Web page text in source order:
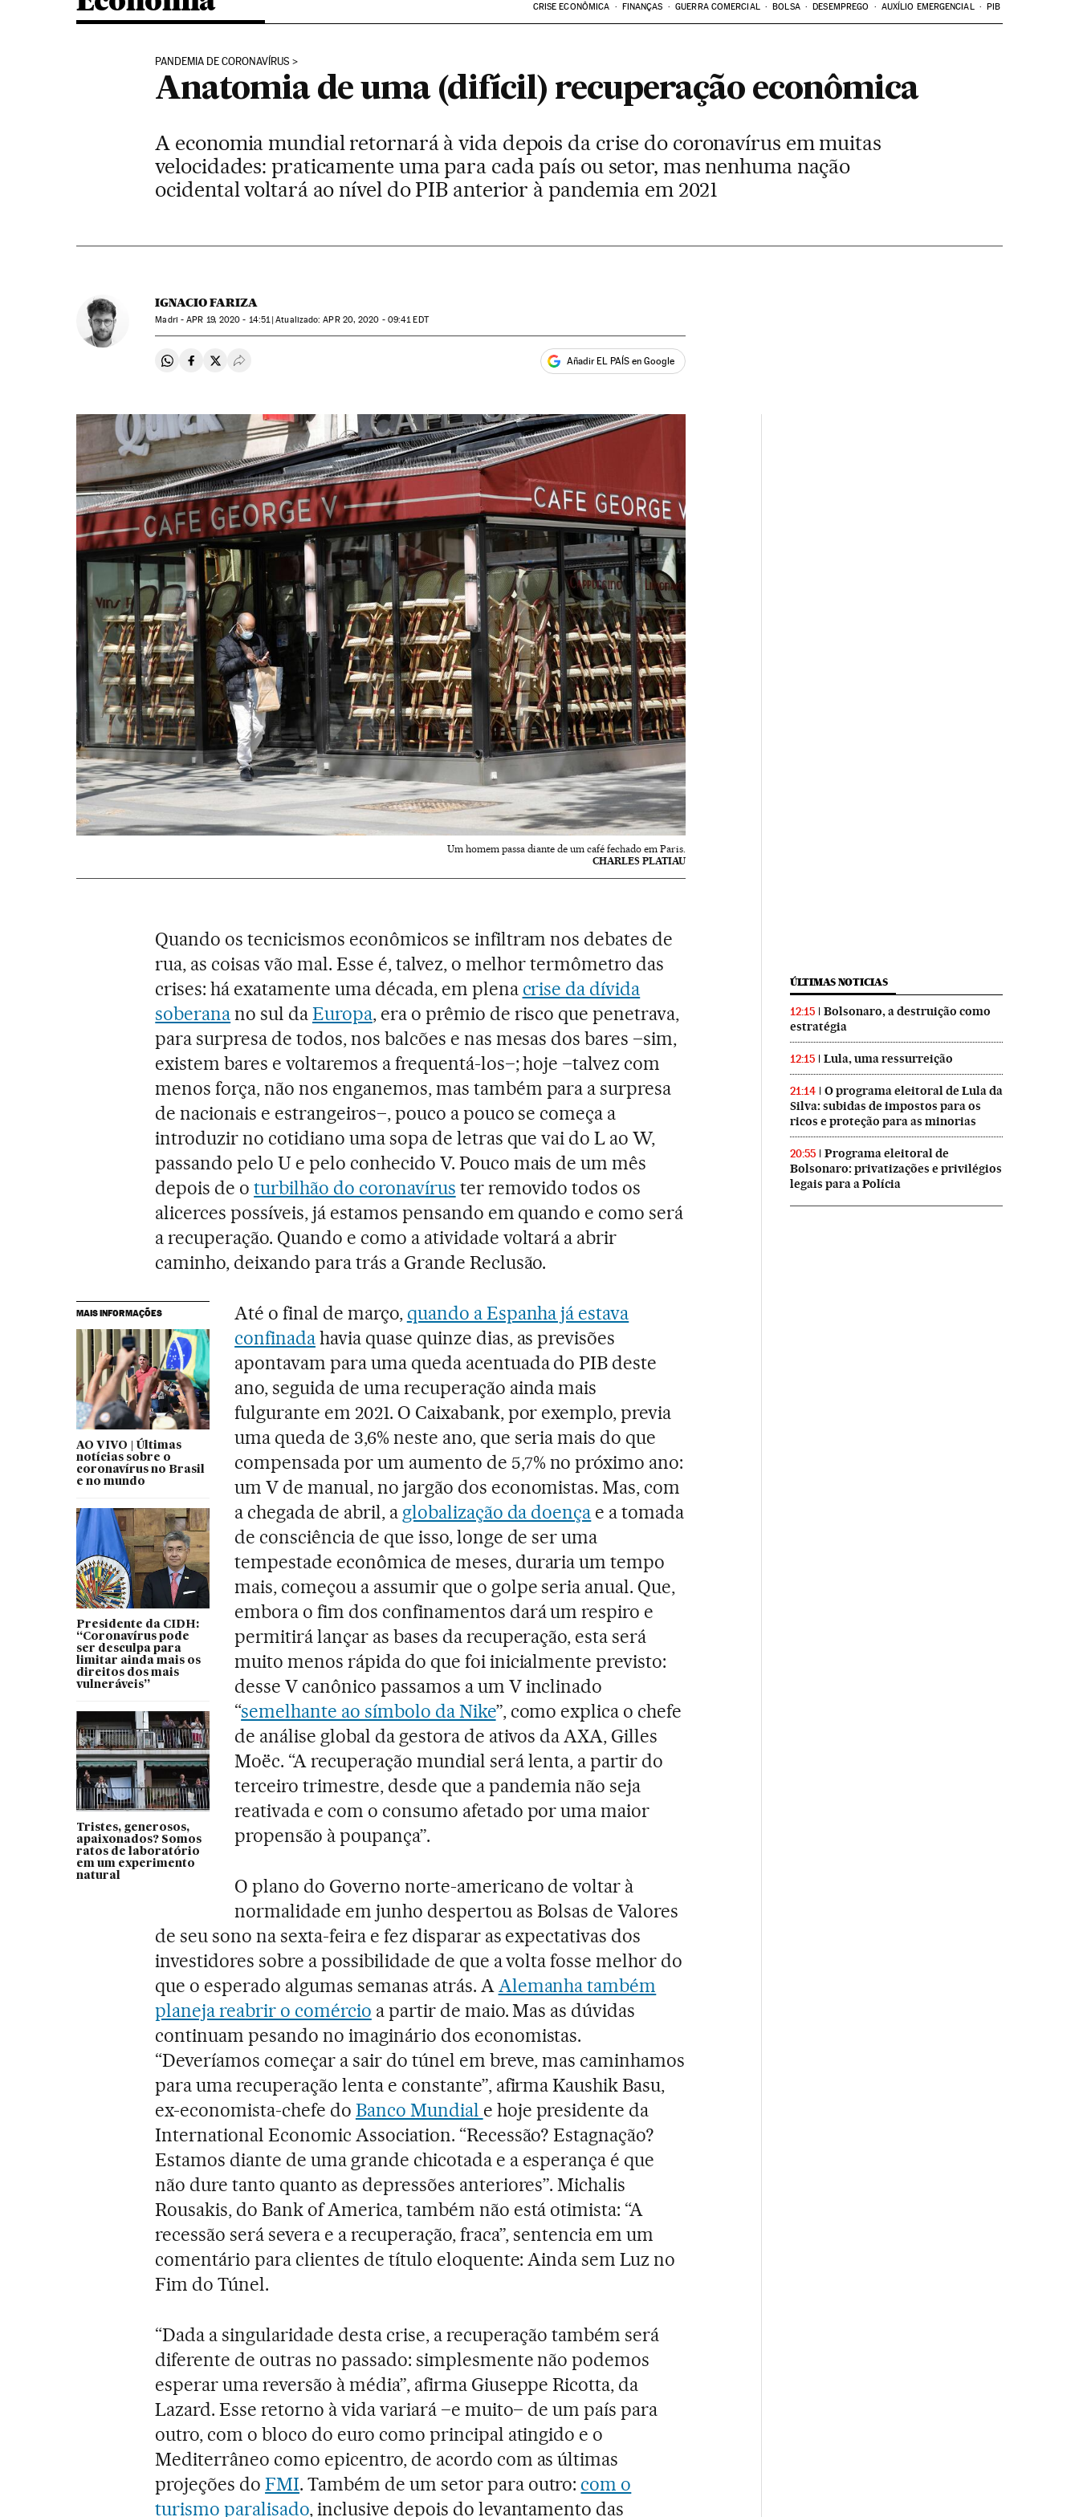
CRISE ECONÔMICA FINANÇAS GUERRA COMERCIAL BOLSA DESEMPREGO AUXÍLIO EMERGENCIAL PIB
PANDEMIA DE CORONAVÍRUS
Anatomia de uma (difícil) recuperação econômica
A economia mundial retornará à vida depois da crise do coronavírus em muitas
velocidades: praticamente uma para cada país ou setor, mas nenhuma nação
ocidental voltará ao nível do PIB anterior à pandemia em 2021
IGNACIO FARIZA
Madri -APR 19, 2020 - 14:51 atualizado: APR20, 2020 - 09:41EDT
Compartir en Whatsapp
Compartir en Facebook
Compartir en Twitter
Desplegar Redes Sociales Añadir EL PAÍS en Google
Um homem passa diante de um café fechado em Paris.
CHARLES PLATIAU
Quando os tecnicismos econômicos se infiltram nos debates de
rua, as coisas vão mal. Esse é, talvez, o melhor termômetro das
crises: há exatamente uma década, em plena crise da dívida
soberanano sul daEuropa, era o prêmio de risco que penetrava,
para surpresa de todos, nos balcões e nas mesas dos bares –sim,
existem bares e voltaremos a frequentá-los–; hoje –talvez com
menos força, não nos enganemos, mas também para a surpresa
de nacionais e estrangeiros–, pouco a pouco se começa a
introduzir no cotidiano uma sopa de letras que vai do L ao W,
passando pelo U e pelo conhecido V. Pouco mais de um mês
depois de oturbilhão do coronavírus ter removido todos os
alicerces possíveis, já estamos pensando em quando e como será
a recuperação. Quando e como a atividade voltará a abrir
caminho, deixando para trás a Grande Reclusão.
MAIS INFORMAÇÕES
AO VIVO | Últimas
notícias sobre o
coronavírus no Brasil
e no mundo
Presidente da CIDH:
“Coronavírus pode
ser desculpa para
limitar ainda mais os
direitos dos mais
vulneráveis”
Tristes, generosos,
apaixonados? Somos
ratos de laboratório
em um experimento
natural
Até o final de março, quando a Espanha já estava
confinadahavia quase quinze dias, as previsões
apontavam para uma queda acentuada do PIB deste
ano, seguida de uma recuperação ainda mais
fulgurante em 2021. O Caixabank, por exemplo, previa
uma queda de 3,6% neste ano, que seria mais do que
compensada por um aumento de 5,7% no próximo ano:
um V de manual, no jargão dos economistas. Mas, com
a chegada de abril, a globalização da doença e a tomada
de consciência de que isso, longe de ser uma
tempestade econômica de meses, duraria um tempo
mais, começou a assumir que o golpe seria anual. Que,
embora o fim dos confinamentos dará um respiro e
permitirá lançar as bases da recuperação, esta será
muito menos rápida do que foi inicialmente previsto:
desse V canônico passamos a um V inclinado
“semelhante ao símbolo da Nike”, como explica o chefe
de análise global da gestora de ativos da AXA, Gilles
Moëc. “A recuperação mundial será lenta, a partir do
terceiro trimestre, desde que a pandemia não seja
reativada e com o consumo afetado por uma maior
propensão à poupança”.
O plano do Governo norte-americano de voltar à
normalidade em junho despertou as Bolsas de Valores
de seu sono na sexta-feira e fez disparar as expectativas dos
investidores sobre a possibilidade de que a volta fosse melhor do
que o esperado algumas semanas atrás. AAlemanha também
planeja reabrir o comércio a partir de maio. Mas as dúvidas
continuam pesando no imaginário dos economistas.
“Deveríamos começar a sair do túnel em breve, mas caminhamos
para uma recuperação lenta e constante”, afirma Kaushik Basu,
ex-economista-chefe do Banco Mundial e hoje presidente da
International Economic Association. “Recessão? Estagnação?
Estamos diante de uma grande chicotada e a esperança é que
não dure tanto quanto as depressões anteriores”. Michalis
Rousakis, do Bank of America, também não está otimista: “A
recessão será severa e a recuperação, fraca”, sentencia em um
comentário para clientes de título eloquente: Ainda sem Luz no
Fim do Túnel.
“Dada a singularidade desta crise, a recuperação também será
diferente de outras no passado: simplesmente não podemos
esperar uma reversão à média”, afirma Giuseppe Ricotta, da
Lazard. Esse retorno à vida variará –e muito– de um país para
outro, com o bloco do euro como principal atingido e o
Mediterrâneo como epicentro, de acordo com as últimas
projeções doFMI. Também de um setor para outro: com o
turismo paralisado, inclusive depois do levantamento das
ÚLTIMAS NOTICIAS
12:15
Bolsonaro, a destruição como
estratégia
12:15 Lula, uma ressurreição
21:14
O programa eleitoral de Lula da
Silva: subidas de impostos para os
ricos e proteção para as minorias
20:55
Programa eleitoral de
Bolsonaro: privatizações e privilégios
legais para a Polícia